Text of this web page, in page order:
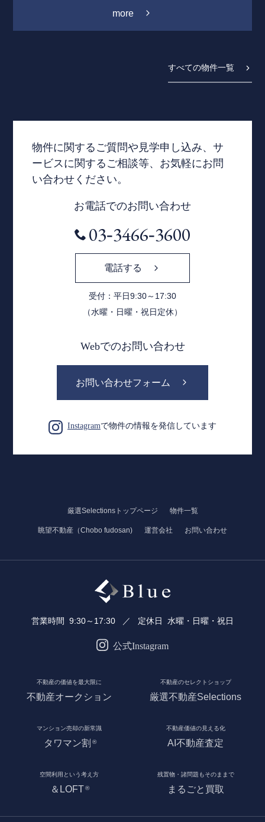
more
すべての物件一覧
物件に関するご質問や見学申し込み、サ
ービスに関するご相談等、お気軽にお問
い合わせください。
お電話でのお問い合わせ
03‐3466‐3600
電話する
受付：平日9:30～17:30
（水曜・日曜・祝日定休）
Webでのお問い合わせ
お問い合わせフォーム
Instagramで物件の情報を発信しています
厳選Selectionsトップページ 物件一覧
眺望不動産（Chobo fudosan) 運営会社 お問い合わせ
営業時間 9:30～17:30 定休日 水曜・日曜・祝日
公式Instagram
不動産の価値を最大限に
不動産オークション
不動産のセレクトショップ
厳選不動産Selections
マンション売却の新常識
タワマン割 ®
不動産価値の見える化
AI不動産査定
空間利用という考え方
＆LOFT ®
残置物・諸問題もそのままで
まるごと買取